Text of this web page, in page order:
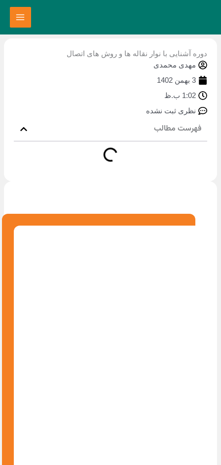
با نوار نقاله ها و روش های اتصال
محمدی
ثبت نشده
مطالب